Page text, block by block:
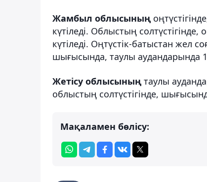
Жамбыл облысының
күтіледі. Облыстың
күтіледі. Оңтүстік-батыстан жел
шығысында, таулы аудандарында
Жетісу облысының таулы
облыстың солтүстігінде,
Мақаламен бөлісу: